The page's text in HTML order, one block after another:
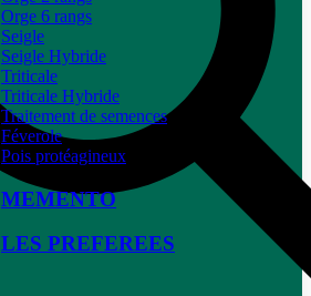
Orge 6 rangs
Seigle
Seigle Hybride
Triticale
Triticale Hybride
Traitement de semences
Féverole
Pois protéagineux
MEMENTO
LES PREFEREES